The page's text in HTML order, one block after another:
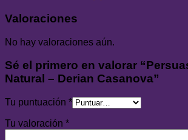
Valoraciones
No hay valoraciones aún.
Sé el primero en valorar
Natural – Derian Casanova”
Tu puntuación *
Tu valoración *